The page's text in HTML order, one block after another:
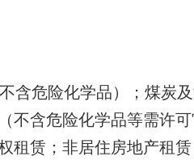
含危险化学品）；煤炭及
不含危险化学品等需许可
租赁；非居住房地产租赁